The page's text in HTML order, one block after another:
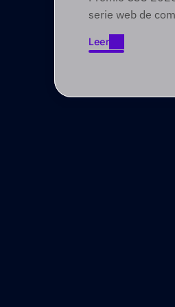
Foundry
serie web de
involucra a
través de
Leer
Leer